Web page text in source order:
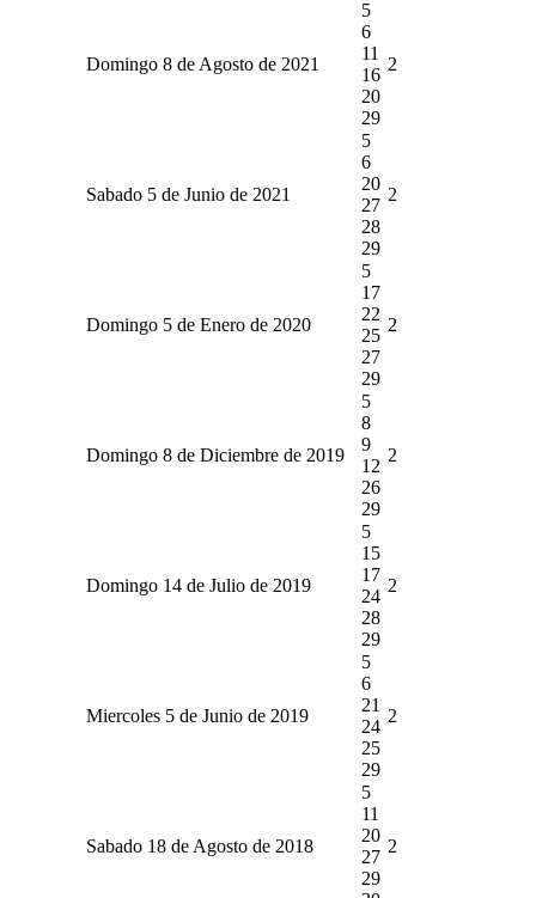
Domingo 8 de Agosto de 2021
5
6
11
16
20
29
2
Sabado 5 de Junio de 2021
5
6
20
27
28
29
2
Domingo 5 de Enero de 2020
5
17
22
25
27
29
2
Domingo 8 de Diciembre de 2019
5
8
9
12
26
29
2
Domingo 14 de Julio de 2019
5
15
17
24
28
29
2
Miercoles 5 de Junio de 2019
5
6
21
24
25
29
2
Sabado 18 de Agosto de 2018
5
11
20
27
29
2